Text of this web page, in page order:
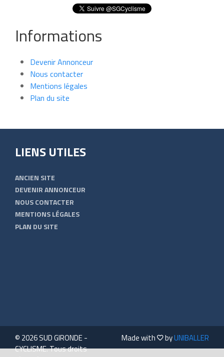
Informations
Devenir Annonceur
Nous contacter
Mentions légales
Plan du site
LIENS UTILES
ANCIEN SITE
DEVENIR ANNONCEUR
NOUS CONTACTER
MENTIONS LÉGALES
PLAN DU SITE
© 2026 SUD GIRONDE -
CYCLISME. Tous droits
Made with byUNIBALLER